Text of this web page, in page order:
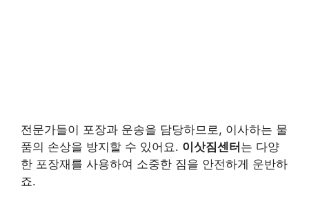
전문가들이 포장과 운송을 담당하므로, 이사하는 물
품의 손상을 방지할 수 있어요. 이삿짐센터는 다양
한 포장재를 사용하여 소중한 짐을 안전하게 운반하
죠.